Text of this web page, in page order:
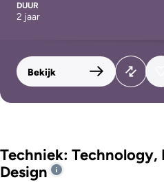
DUUR
2 jaar
Bekijk
Techniek: Technology,
Design